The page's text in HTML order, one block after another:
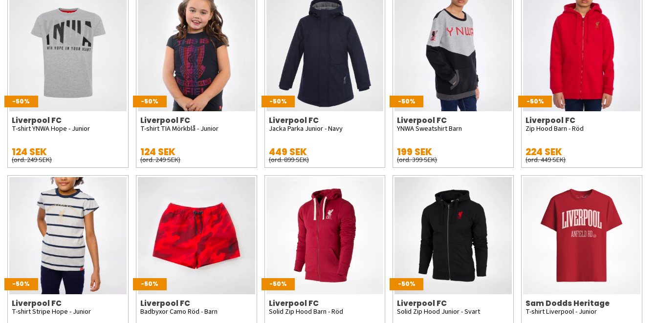
-50%
Liverpool FC
T-shirt YNWA Hope - Junior
124 SEK
(ord. 249 SEK)
-50%
Liverpool FC
T-shirt TIA Mörkblå - Junior
124 SEK
(ord. 249 SEK)
-50%
Liverpool FC
Jacka Parka Junior - Navy
449 SEK
(ord. 899 SEK)
-50%
Liverpool FC
YNWA Sweatshirt Barn
199 SEK
(ord. 399 SEK)
-50%
Liverpool FC
Zip Hood Barn - Röd
224 SEK
(ord. 449 SEK)
-50%
Liverpool FC
T-shirt Stripe Hope - Junior
-50%
Liverpool FC
Badbyxor Camo Röd - Barn
-50%
Liverpool FC
Solid Zip Hood Barn - Röd
-50%
Liverpool FC
Solid Zip Hood Junior - Svart
Sam Dodds Heritage
T-shirt Liverpool - Junior